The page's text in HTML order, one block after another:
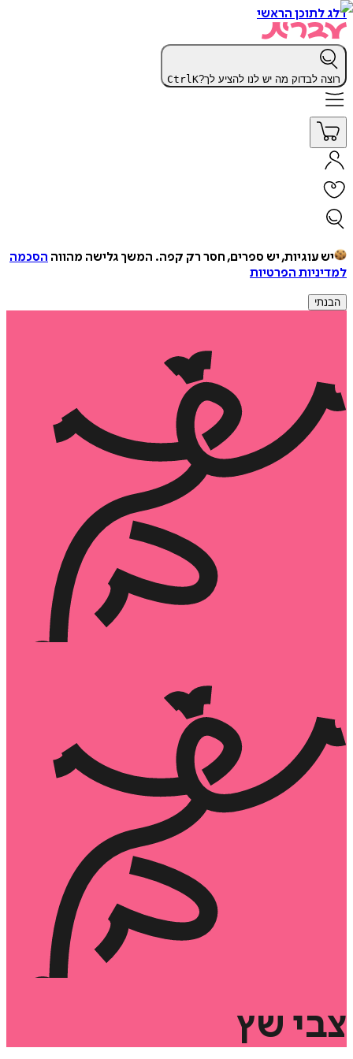
דלג לתוכן הראשי
רוצה לבדוק מה יש לנו להציע לך? CtrlK
יש עוגיות, יש ספרים, חסר רק קפה. המשך גלישה מהווה הסכמה
למדיניות הפרטיות
הבנתי
צבי שץ